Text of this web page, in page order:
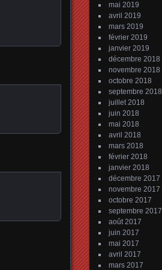
mai 2019
avril 2019
mars 2019
février 2019
janvier 2019
décembre 2018
novembre 2018
octobre 2018
septembre 2018
juillet 2018
juin 2018
mai 2018
avril 2018
mars 2018
février 2018
janvier 2018
décembre 2017
novembre 2017
octobre 2017
septembre 2017
août 2017
juin 2017
mai 2017
avril 2017
mars 2017